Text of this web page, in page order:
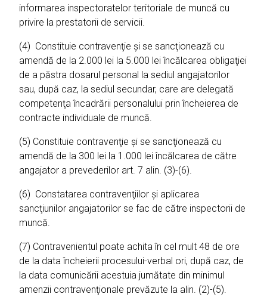
informarea inspectoratelor teritoriale de muncă cu
privire la prestatorii de servicii.
(4) Constituie contravenţie şi se sancţionează cu
amendă de la 2.000 lei la 5.000 lei încălcarea obligaţiei
de a păstra dosarul personal la sediul angajatorilor
sau, după caz, la sediul secundar, care are delegată
competenţa încadrării personalului prin încheierea de
contracte individuale de muncă.
(5) Constituie contravenţie şi se sancţionează cu
amendă de la 300 lei la 1.000 lei încălcarea de către
angajator a prevederilor art. 7 alin. (3)-(6).
(6) Constatarea contravenţiilor şi aplicarea
sancţiunilor angajatorilor se fac de către inspectorii de
muncă.
(7) Contravenientul poate achita în cel mult 48 de ore
de la data încheierii procesului-verbal ori, după caz, de
la data comunicării acestuia jumătate din minimul
amenzii contravenţionale prevăzute la alin. (2)-(5).